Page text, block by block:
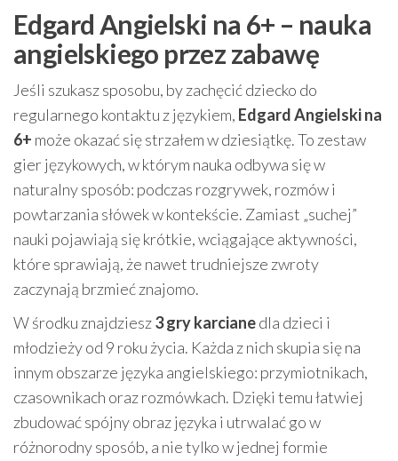
Edgard Angielski na 6+ – nauka
angielskiego przez zabawę
Jeśli szukasz sposobu, by zachęcić dziecko do
regularnego kontaktu z językiem, Edgard Angielski na
6+ może okazać się strzałem w dziesiątkę. To zestaw
gier językowych, w którym nauka odbywa się w
naturalny sposób: podczas rozgrywek, rozmów i
powtarzania słówek w kontekście. Zamiast „suchej”
nauki pojawiają się krótkie, wciągające aktywności,
które sprawiają, że nawet trudniejsze zwroty
zaczynają brzmieć znajomo.
W środku znajdziesz3 gry karcianedla dzieci i
młodzieży od 9 roku życia. Każda z nich skupia się na
innym obszarze języka angielskiego: przymiotnikach,
czasownikach oraz rozmówkach. Dzięki temu łatwiej
zbudować spójny obraz języka i utrwalać go w
różnorodny sposób, a nie tylko w jednej formie